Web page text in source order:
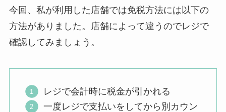
今回、私が利用した店舗では免税方法には以下の
方法がありました。店舗によって違うのでレジで
確認してみましょう。
レジで会計時に税金が引かれる
一度レジで支払いをしてから別カウン